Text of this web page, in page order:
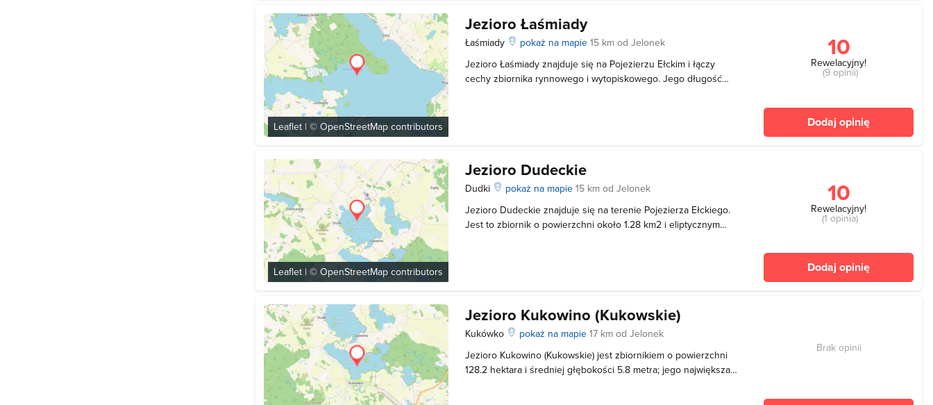
Leaflet | ©OpenStreetMap contributors
Jezioro Łaśmiady
Łaśmiady pokaż na mapie15 km od Jelonek
Jezioro Łaśmiady znajduje się na Pojezierzu Ełckim i łączy
cechy zbiornika rynnowego i wytopiskowego. Jego długość
10
Rewelacyjny!
(9 opinii)
Dodaj opinię
Leaflet | ©OpenStreetMap contributors
Jezioro Dudeckie
Dudki pokaż na mapie15 km od Jelonek
Jezioro Dudeckie znajduje się na terenie Pojezierza Ełckiego.
Jest to zbiornik o powierzchni około 1.28 km2 i eliptycznym
10
Rewelacyjny!
(1 opinia)
Dodaj opinię
Jezioro Kukowino (Kukowskie)
Kukówko pokaż na mapie17 km od Jelonek
Jezioro Kukowino (Kukowskie) jest zbiornikiem o powierzchni
128.2 hektara i średniej głębokości 5.8 metra; jego największa
Brak opinii